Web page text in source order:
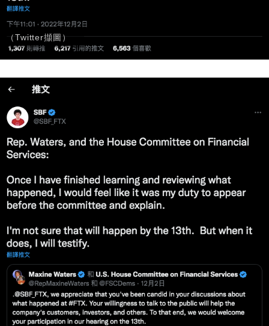
（Twitter擷圖）